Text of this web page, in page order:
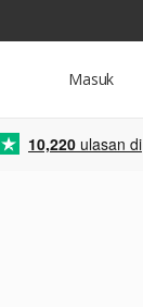
Masuk
10,220 ulasan di